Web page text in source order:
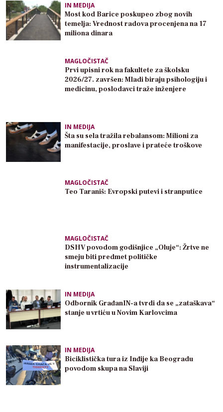
IN MEDIJA
Most kod Barice poskupeo zbog novih
temelja: Vrednost radova procenjena na 17
miliona dinara
MAGLOČISTAČ
Prvi upisni rok na fakultete za školsku
2026/27. završen: Mladi biraju psihologiju i
medicinu, poslodavci traže inženjere
IN MEDIJA
Šta su sela tražila rebalansom: Milioni za
manifestacije, proslave i prateće troškove
MAGLOČISTAČ
Teo Taraniš: Evropski putevi i stranputice
MAGLOČISTAČ
DSHV povodom godišnjice „Oluje“: Žrtve ne
smeju biti predmet političke
instrumentalizacije
IN MEDIJA
Odbornik GrađanIN-a tvrdi da se „zataškava“
stanje u vrtiću u Novim Karlovcima
IN MEDIJA
Biciklistička tura iz Inđije ka Beogradu
povodom skupa na Slaviji